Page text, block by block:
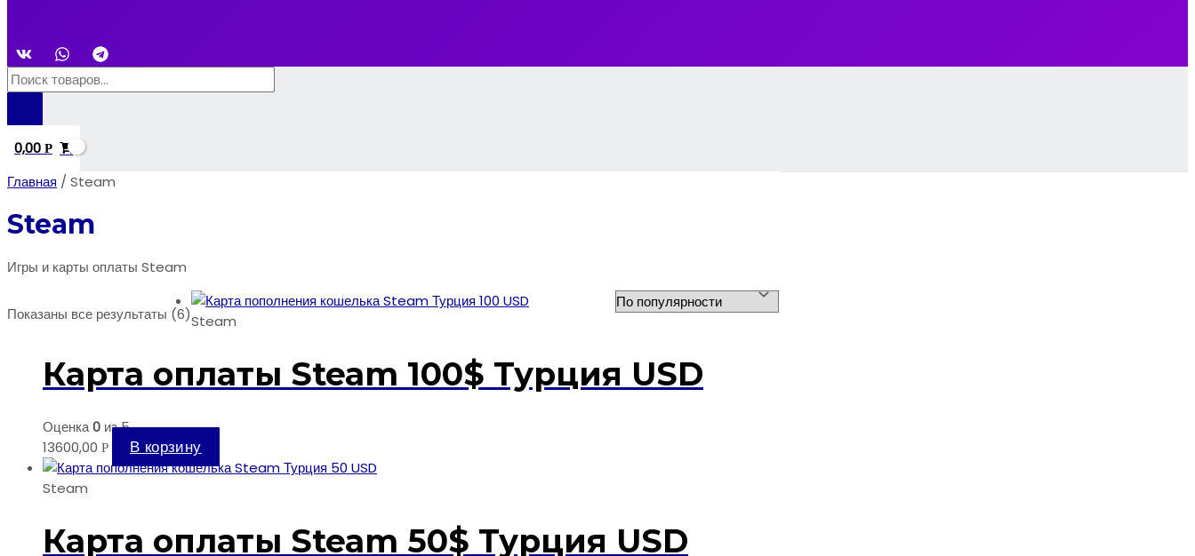
Поиск
товаров
0,00 Р
Главная / Steam
Steam
Игры и карты оплаты Steam
Показаны все результаты (6)Сортировка:
Steam
Карта оплаты Steam 100$ Турция USD
Оценка0 из 5
13600,00 Р В корзину
Steam
Карта оплаты Steam 50$ Турция USD